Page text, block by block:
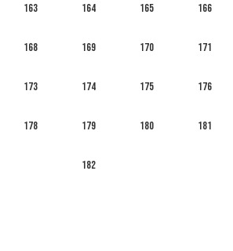
163 164 165 166
168 169 170 171
173 174 175 176
178 179 180 181
182